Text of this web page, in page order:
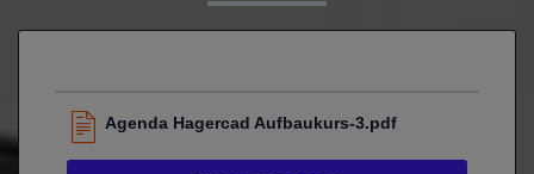
Agenda Hagercad Aufbaukurs-3.pdf